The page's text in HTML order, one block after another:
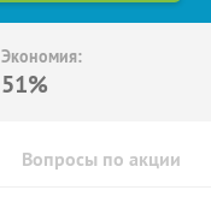
Экономия:
51%
Вопросы по акции